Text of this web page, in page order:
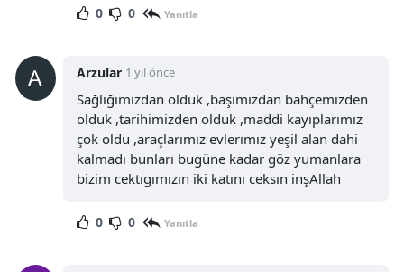
0 0 Yanıtla
Arzular 1 yıl önce
Sağlığımızdan olduk ,başımızdan bahçemizden
olduk ,tarihimizden olduk ,maddi kayıplarımız
çok oldu ,araçlarımız evlerımız yeşil alan dahi
kalmadı bunları bugüne kadar göz yumanlara
bizim cektıgımızın iki katını ceksın inşAllah
0 0 Yanıtla